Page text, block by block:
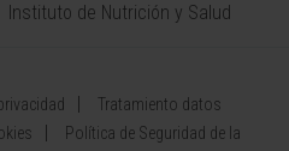
Instituto de Nutrición y Salud
Tratamiento datos
Política de Seguridad de la